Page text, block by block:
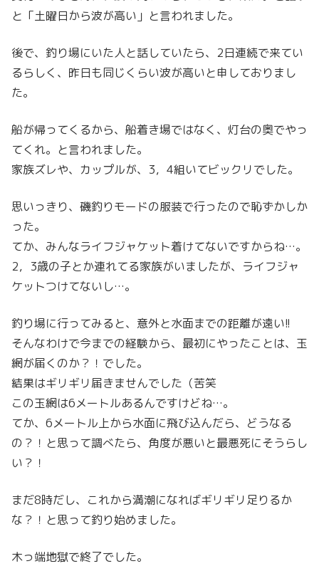
と「土曜日から波が高い」と言われました。
後で、釣り場にいた人と話していたら、2日連続で来てい
るらしく、昨日も同じくらい波が高いと申しておりまし
た。
船が帰ってくるから、船着き場ではなく、灯台の奥でやっ
てくれ。と言われました。
家族ズレや、カップルが、3，4組いてビックリでした。
思いっきり、磯釣りモードの服装で行ったので恥ずかしか
った。
てか、みんなライフジャケット着けてないですからね…。
2，3歳の子とか連れてる家族がいましたが、ライフジャ
ケットつけてないし…。
釣り場に行ってみると、意外と水面までの距離が遠い!!
そんなわけで今までの経験から、最初にやったことは、玉
網が届くのか？！でした。
結果はギリギリ届きませんでした（苦笑
この玉網は6メートルあるんですけどね…。
てか、6メートル上から水面に飛び込んだら、どうなる
の？！と思って調べたら、角度が悪いと最悪死にそうらし
い？！
まだ8時だし、これから満潮になればギリギリ足りるか
な？！と思って釣り始めました。
木っ端地獄で終了でした。